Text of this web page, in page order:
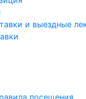
и выездные
посещения